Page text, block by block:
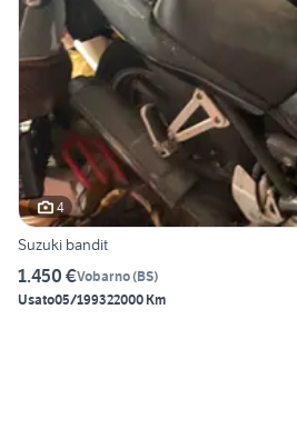
4
Suzuki bandit
1.450 €Vobarno(BS)
Usato05/199322000 Km